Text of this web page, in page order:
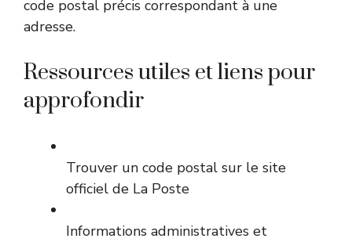
code postal précis correspondant à une
adresse.
Ressources utiles et liens pour
approfondir
Trouver un code postal sur le site
officiel de La Poste
Informations administratives et